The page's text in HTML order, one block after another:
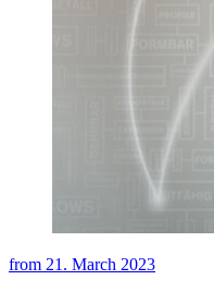
from 21. March 2023